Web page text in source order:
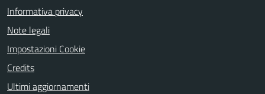
Informativa privacy
Note legali
Impostazioni Cookie
Credits
Ultimi aggiornamenti